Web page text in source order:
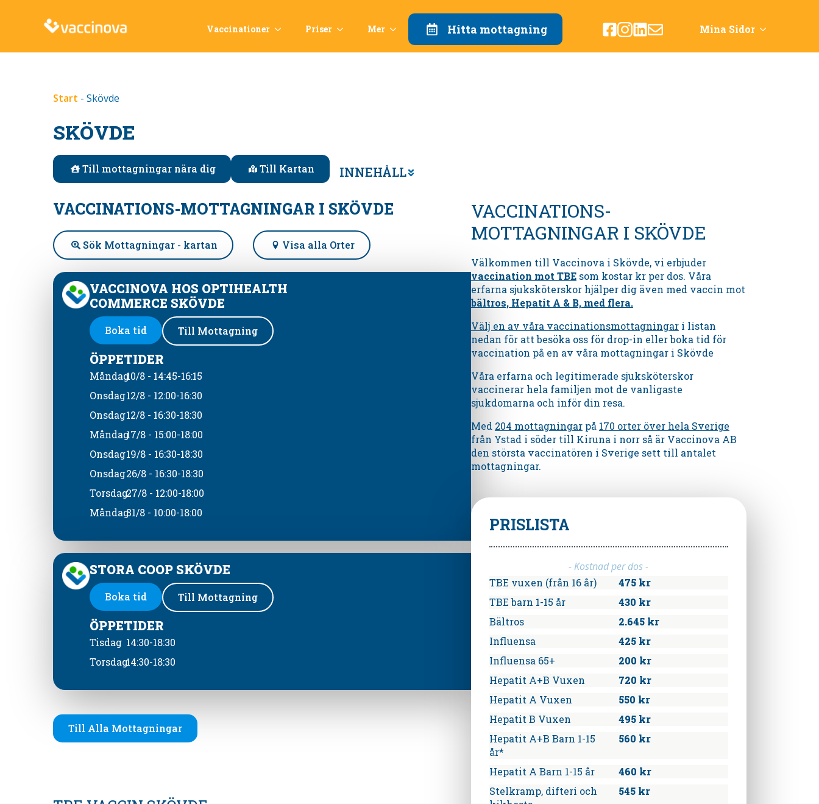
Vaccinationer Priser Mer Hitta mottagning Mina Sidor
Start -Skövde
SKÖVDE
Till mottagningar nära dig Till Kartan INNEHÅLL
VACCINATIONS-MOTTAGNINGAR I SKÖVDE
Sök Mottagningar - kartan Visa alla Orter
VACCINOVA HOS OPTIHEALTH
COMMERCE SKÖVDE
Boka tid Till Mottagning
ÖPPETIDER
Måndag10/8 - 14:45-16:15
Onsdag12/8 - 12:00-16:30
Onsdag12/8 - 16:30-18:30
Måndag17/8 - 15:00-18:00
Onsdag19/8 - 16:30-18:30
Onsdag26/8 - 16:30-18:30
Torsdag27/8 - 12:00-18:00
Måndag31/8 - 10:00-18:00
STORA COOP SKÖVDE
Boka tid Till Mottagning
ÖPPETIDER
Tisdag 14:30-18:30
Torsdag14:30-18:30
Till Alla Mottagningar
VACCINATIONS-
MOTTAGNINGAR I SKÖVDE
Välkommen till Vaccinova i Skövde,vi erbjuder
vaccination mot TBEsom kostar kr per dos. Våra
erfarna sjuksköterskor hjälper dig även med vaccin mot
bältros, Hepatit A & B, med flera.
Välj en av våra vaccinationsmottagningari listan
nedan för att besöka oss för drop-in eller boka tid för
vaccination på en av våra mottagningari Skövde
Våra erfarna och legitimerade sjuksköterskor
vaccinerar hela familjen mot de vanligaste
sjukdomarna och inför din resa.
Med 204 mottagningarpå 170 orter över hela Sverige
från Ystad i söder till Kiruna i norr så är Vaccinova AB
den största vaccinatören i Sverige sett till antalet
mottagningar.
PRISLISTA
- Kostnad per dos -
TBE vuxen (från 16 år)
475 kr
TBE barn 1-15 år
430 kr
Bältros
2.645 kr
Influensa
425 kr
Influensa 65+
200 kr
Hepatit A+B Vuxen
720 kr
Hepatit A Vuxen
550 kr
Hepatit B Vuxen
495 kr
Hepatit A+B Barn 1-15
år*
560 kr
Hepatit A Barn 1-15 år
460 kr
Stelkramp, difteri och
545 kr